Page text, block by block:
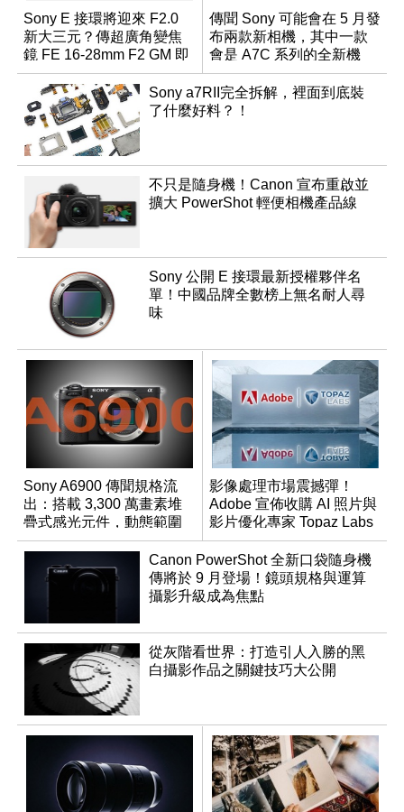
Sony E 接環將迎來 F2.0
新大三元？傳超廣角變焦
鏡 FE 16-28mm F2 GM 即
將問世
傳聞 Sony 可能會在 5 月發
布兩款新相機，其中一款
會是 A7C 系列的全新機
種？
Sony a7RII完全拆解，裡面到底裝
了什麼好料？！
不只是隨身機！Canon 宣布重啟並
擴大 PowerShot 輕便相機產品線
Sony 公開 E 接環最新授權夥伴名
單！中國品牌全數榜上無名耐人尋
味
Sony A6900 傳聞規格流
出：搭載 3,300 萬畫素堆
疊式感光元件，動態範圍
超過 15 級
影像處理市場震撼彈！
Adobe 宣佈收購 AI 照片與
影片優化專家 Topaz Labs
Canon PowerShot 全新口袋隨身機
傳將於 9 月登場！鏡頭規格與運算
攝影升級成為焦點
從灰階看世界：打造引人入勝的黑
白攝影作品之關鍵技巧大公開